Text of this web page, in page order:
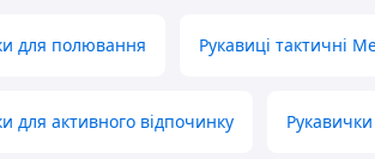
для полювання Рукавиці тактичні
для активного відпочинку